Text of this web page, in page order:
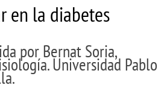
en la diabetes
por Bernat Soria,
Universidad Pablo